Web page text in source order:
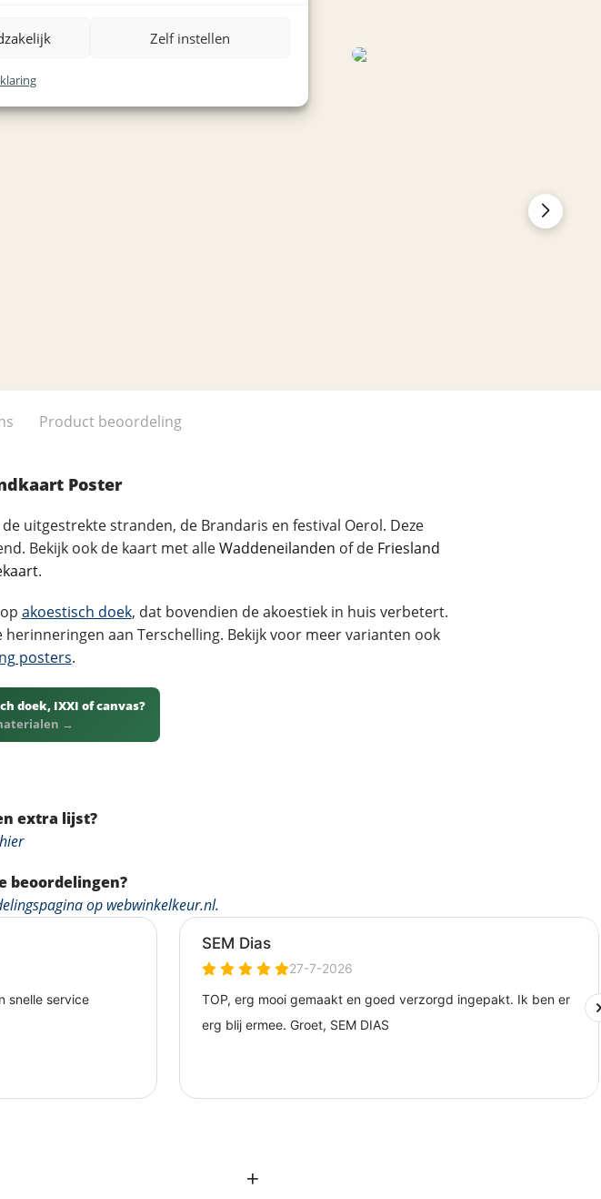
Zelf instellen
Product beoordeling
Poster
uitgestrekte stranden, de Brandaris en festival Oerol. Deze
Bekijk ook de kaart met alleWaddeneilanden of de Friesland
.
akoestisch doek, dat bovendien de akoestiek in huis verbetert.
aan Terschelling. Bekijk voor meer varianten ook
posters.
doek, IXXI of canvas?
→
extra lijst?
beoordelingen?
op webwinkelkeur.nl.